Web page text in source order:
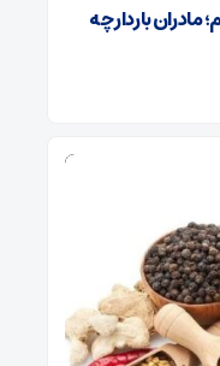
مادران باردار چه